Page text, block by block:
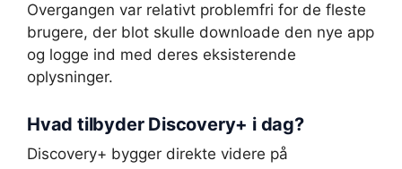
Overgangen var relativt problemfri for de fleste
brugere, der blot skulle downloade den nye app
og logge ind med deres eksisterende
oplysninger.
Hvad tilbyder Discovery+ i dag?
Discovery+ bygger direkte videre på